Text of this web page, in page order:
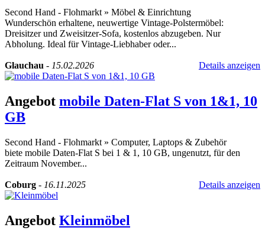
Second Hand - Flohmarkt » Möbel & Einrichtung
Wunderschön erhaltene, neuwertige Vintage-Polstermöbel:
Dreisitzer und Zweisitzer-Sofa, kostenlos abzugeben. Nur
Abholung. Ideal für Vintage-Liebhaber oder...
Glauchau - 15.02.2026 Details anzeigen
Angebot mobile Daten-Flat S von 1&1, 10
GB
Second Hand - Flohmarkt » Computer, Laptops & Zubehör
biete mobile Daten-Flat S bei 1 & 1, 10 GB, ungenutzt, für den
Zeitraum November...
Coburg - 16.11.2025 Details anzeigen
Angebot Kleinmöbel